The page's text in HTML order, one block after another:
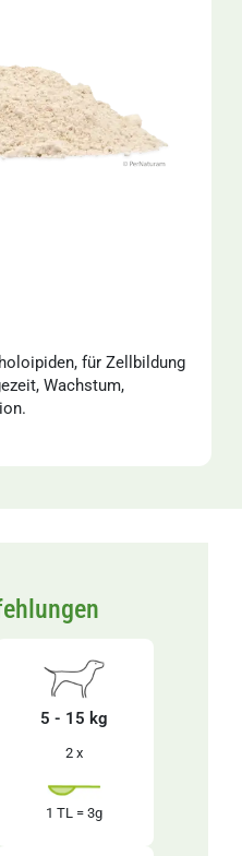
für Zellbildung
Wachstum,
5 - 15 kg
2 x
1 TL = 3g